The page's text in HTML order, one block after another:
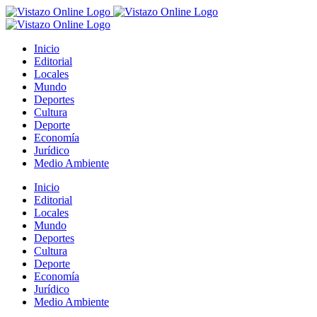
Saltar
al
Inicio
Editorial
Locales
Mundo
Deportes
Cultura
Deporte
Economía
Jurídico
Medio Ambiente
Inicio
Editorial
Locales
Mundo
Deportes
Cultura
Deporte
Economía
Jurídico
Medio Ambiente